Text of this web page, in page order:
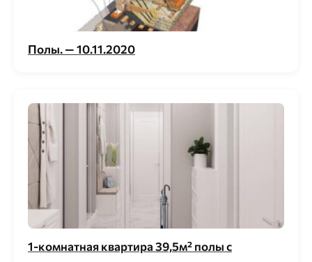
Полы. — 10.11.2020
1-кoмнaтнaя квapтиpa 39,5м² пoлы c